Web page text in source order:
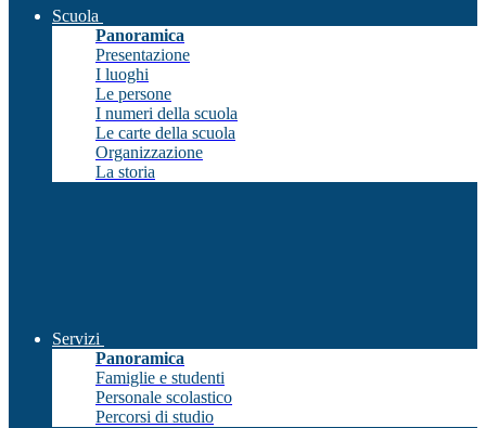
Scuola
Panoramica
Presentazione
I luoghi
Le persone
I numeri della scuola
Le carte della scuola
Organizzazione
La storia
Servizi
Panoramica
Famiglie e studenti
Personale scolastico
Percorsi di studio